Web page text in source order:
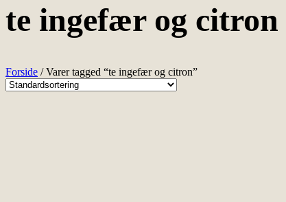
te ingefær og citron
Forside / Varer tagged “te ingefær og citron”